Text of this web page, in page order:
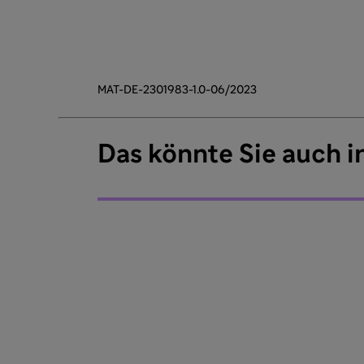
MAT-DE-2301983-1.0-06/2023
Das könnte Sie auch